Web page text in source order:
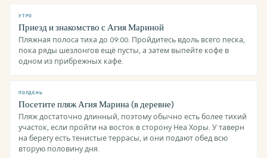
УТРО
Приезд и знакомство с Агия Мариной
Пляжная полоса тиха до 09:00. Пройдитесь вдоль всего песка,
пока ряды шезлонгов ещё пусты, а затем выпейте кофе в
одном из прибрежных кафе.
ПОЛДЕНЬ
Посетите пляж Агия Марина (в деревне)
Пляж достаточно длинный, поэтому обычно есть более тихий
участок, если пройти на восток в сторону Неа Хоры. У таверн
на берегу есть тенистые террасы, и они подают обед всю
вторую половину дня.